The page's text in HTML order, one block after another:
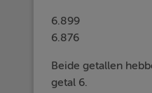
6.899
6.876
Beide getallen
getal 6.